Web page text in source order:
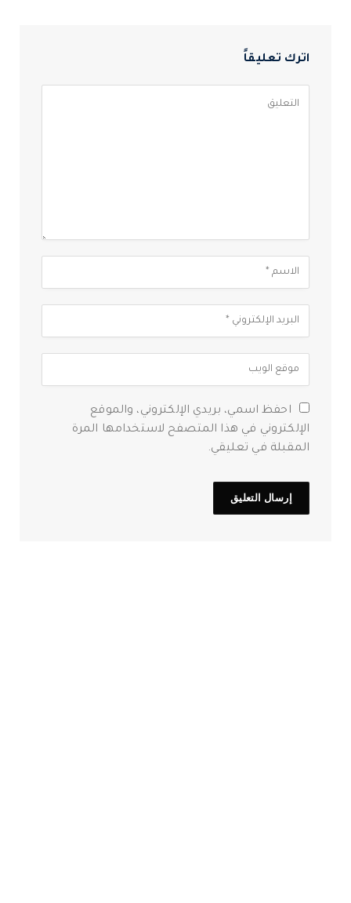
اترك تعليقاً
احفظ اسمي، بريدي الإلكتروني، والموقع
الإلكتروني في هذا المتصفح لاستخدامها المرة
المقبلة في تعليقي.